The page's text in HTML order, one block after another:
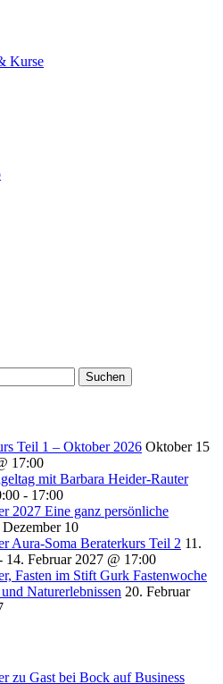
Kurse
Teil 1 – Oktober 2026 Oktober 15
17:00
mit Barbara Heider-Rauter
- 17:00
2027 Eine ganz persönliche
Dezember 10
Aura-Soma Beraterkurs Teil 2 11.
14. Februar 2027 @ 17:00
Fastenwoche
Naturerlebnissen 20. Februar